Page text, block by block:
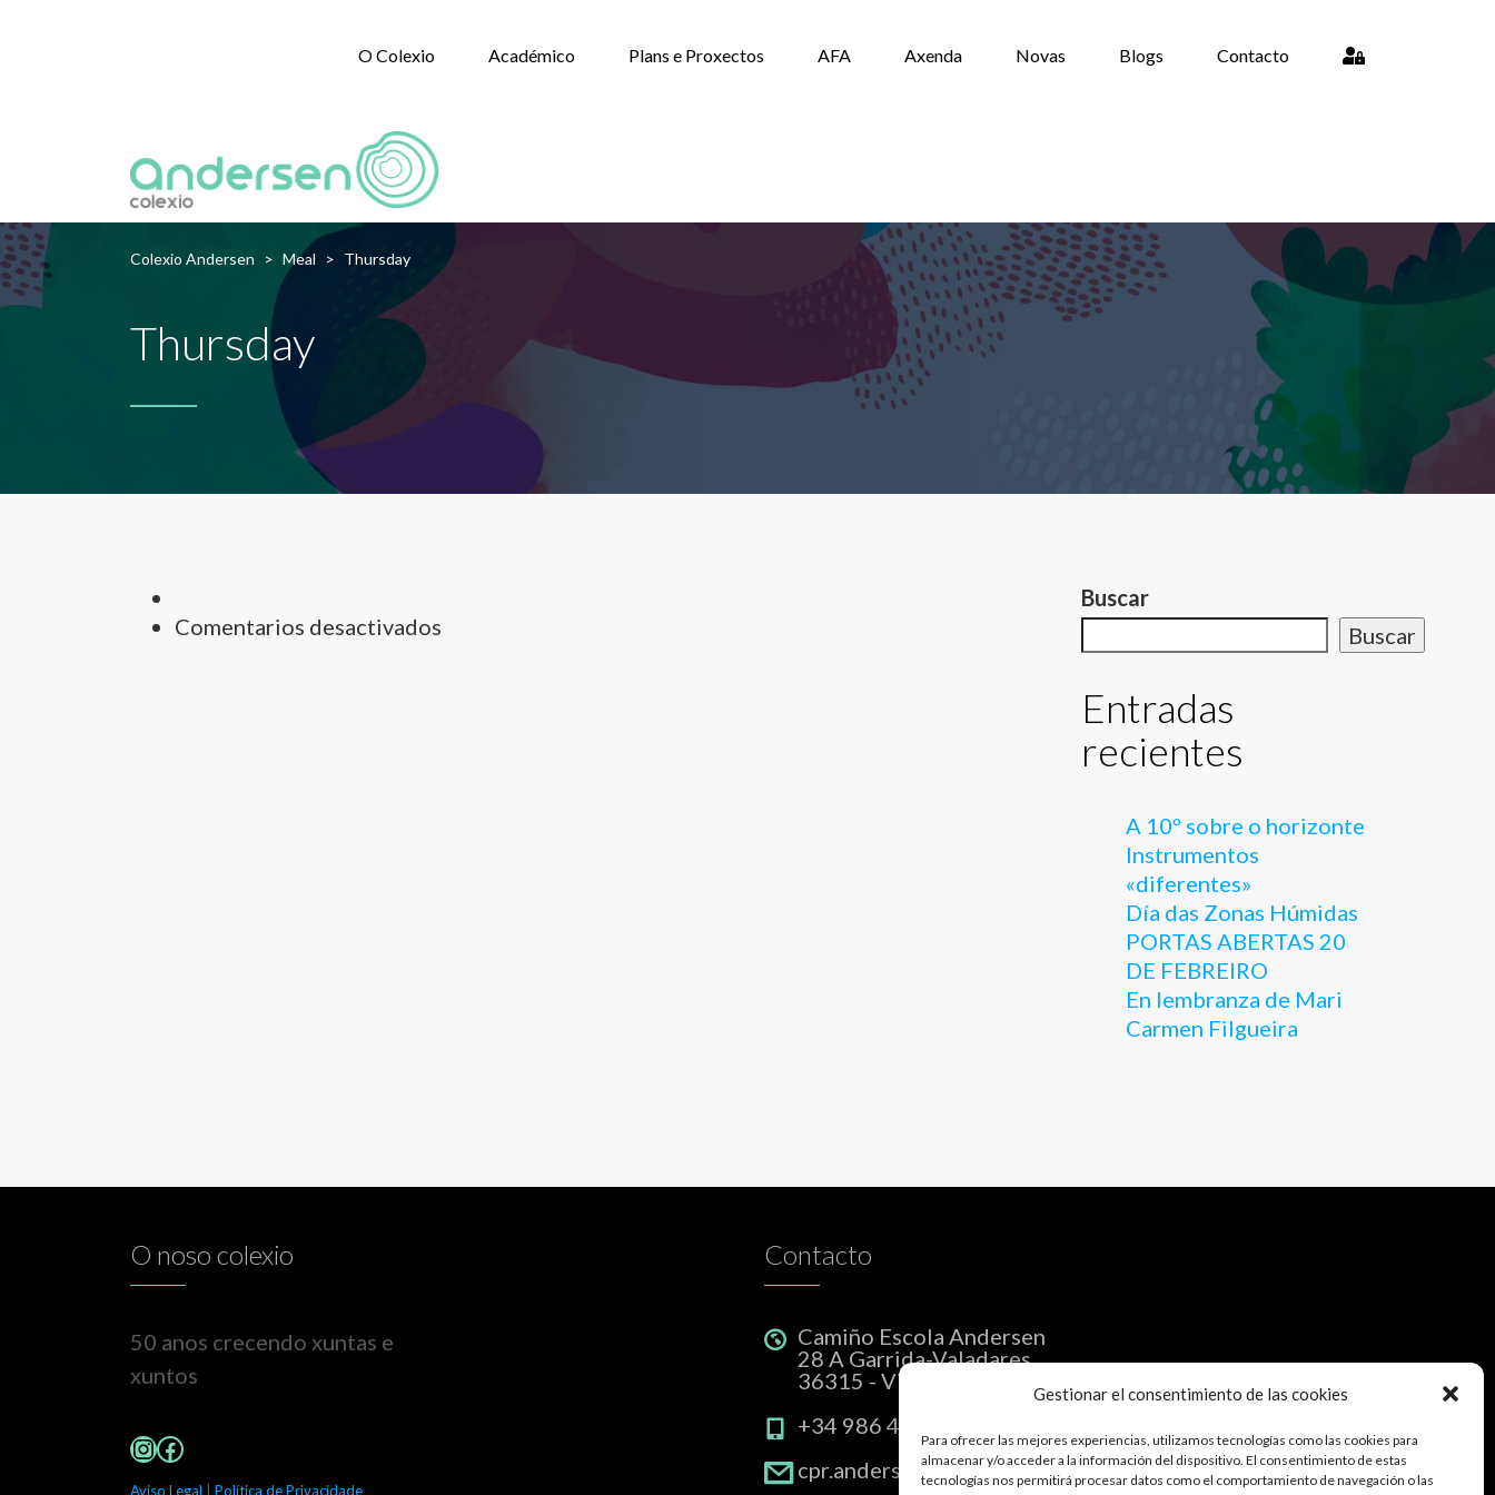
Gestionar el consentimiento de las cookies
Para ofrecer las mejores experiencias, utilizamos tecnologías como las cookies para
almacenar y/o acceder a la información del dispositivo. El consentimiento de estas
tecnologías nos permitirá procesar datos como el comportamiento de navegación o las
O Colexio Académico Plans e Proxectos AFA Axenda Novas Blogs Contacto
Colexio Andersen > Meal > Thursday
Thursday
Comentarios desactivados
Buscar
Buscar
Entradas
recientes
A 10º sobre o horizonte
Instrumentos
«diferentes»
Día das Zonas Húmidas
PORTAS ABERTAS 20
DE FEBREIRO
En lembranza de Mari
Carmen Filgueira
O noso colexio
50 anos crecendo xuntas e
xuntos
Instagram
Facebook
Aviso Legal Política de Privacidade
Contacto
Camiño Escola Andersen
28 A Garrida-Valadares
36315 - Vigo
+34 986 46 94 12
cpr.andersen.augalonga@edu.xunta.gal